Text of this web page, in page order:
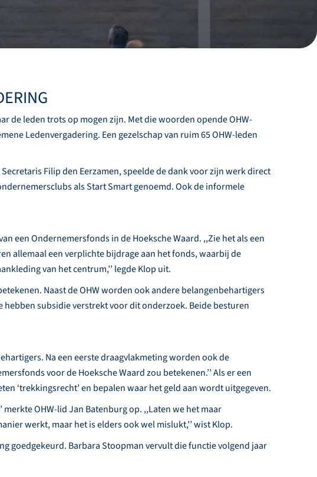
de leden trots op mogen zijn. Met die woorden opende OHW-
Ledenvergadering. Een gezelschap van ruim 65 OHW-leden
Filip den Eerzamen, speelde de dank voor zijn werk direct
als Start Smart genoemd. Ook de informele
een Ondernemersfonds in de Hoeksche Waard. ,,Zie het als een
allemaal een verplichte bijdrage aan het fonds, waarbij de
van het centrum,’’ legde Klop uit.
Naast de OHW worden ook andere belangenbehartigers
hebben subsidie verstrekt voor dit onderzoek. Beide besturen
Na een eerste draagvlakmeting worden ook de
voor de Hoeksche Waard zou betekenen.’’ Als er een
‘trekkingsrecht’ en bepalen waar het geld aan wordt uitgegeven.
OHW-lid Jan Batenburg op. ,,Laten we het maar
werkt, maar het is elders ook wel mislukt,’’ wist Klop.
goedgekeurd. Barbara Stoopman vervult die functie volgend jaar